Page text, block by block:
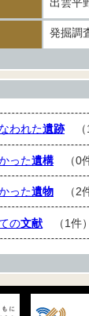
発掘調
われた遺跡（1
った遺構（0件
った遺物 （2
の文献 （1件）